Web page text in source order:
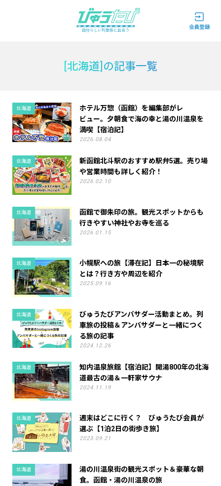
自分らしい列車旅と出会う
[北海道]の記事一覧
北海道
ホテル万惣（函館）を編集部がレ
ビュー。夕朝食で海の幸と湯の川温泉を
満喫【宿泊記】
2026.08.04
北海道
新函館北斗駅のおすすめ駅弁5選。売り場
や営業時間も詳しく紹介！
2026.02.10
北海道
函館で御朱印の旅。観光スポットからも
行きやすい神社やお寺を巡る
2026.01.15
北海道
小幌駅への旅【滞在記】日本一の秘境駅
とは？行き方や周辺を紹介
2025.09.16
北海道
びゅうたびアンバサダー活動まとめ。列
車旅の投稿＆アンバサダーと一緒につく
る旅の記事
2024.12.26
北海道
知内温泉旅館【宿泊記】開湯800年の北海
道最古の湯＆一軒家サウナ
2024.11.19
北海道
週末はどこに行く？ びゅうたび会員が
選ぶ【1泊2日の街歩き旅】
2023.09.21
北海道
湯の川温泉街の観光スポット＆豪華な朝
食。函館・湯の川温泉の旅